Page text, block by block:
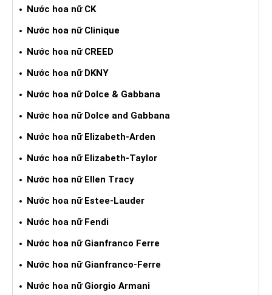
Nước hoa nữ CK
Nước hoa nữ Clinique
Nước hoa nữ CREED
Nước hoa nữ DKNY
Nước hoa nữ Dolce & Gabbana
Nước hoa nữ Dolce and Gabbana
Nước hoa nữ Elizabeth-Arden
Nước hoa nữ Elizabeth-Taylor
Nước hoa nữ Ellen Tracy
Nước hoa nữ Estee-Lauder
Nước hoa nữ Fendi
Nước hoa nữ Gianfranco Ferre
Nước hoa nữ Gianfranco-Ferre
Nước hoa nữ Giorgio Armani